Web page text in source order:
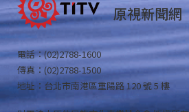
原視新聞網
電話：(02)2788-1600
傳真：(02)2788-1500
地址：台北市南港區重陽路 120 號 5 樓